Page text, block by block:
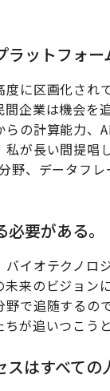
ットフォー
に区画化さ
企業は機会を
の計算能力
が長い間提
野、データフ
要がある。
イオテクノ
来のビジョ
で追随する
が追いつこう
はすべての